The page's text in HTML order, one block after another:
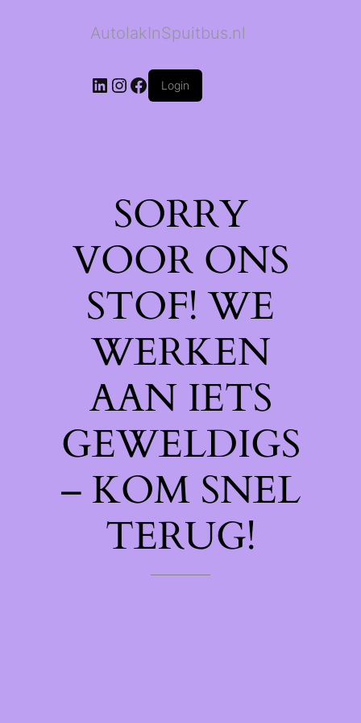
AutolakInSpuitbus.nl
LinkedIn
Instagram
Facebook
Login
SORRY
VOOR ONS
STOF! WE
WERKEN
AAN IETS
GEWELDIGS
– KOM SNEL
TERUG!